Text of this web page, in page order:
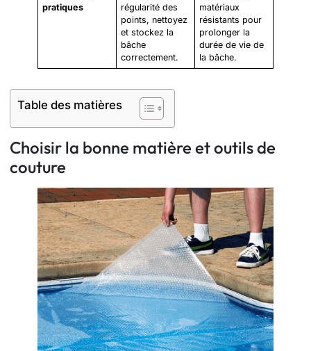
pratiques
régularité des
points, nettoyez
et stockez la
bâche
correctement.
matériaux
résistants pour
prolonger la
durée de vie de
la bâche.
Table des matières
Choisir la bonne matière et outils de
couture